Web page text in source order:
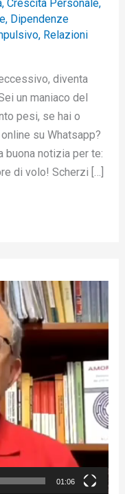
, Crescita Personale,
, Dipendenze
, Relazioni
diventa
un maniaco del
pesi, se hai o
su Whatsapp?
buona notizia per te:
di volo! Scherzi […]
01:06